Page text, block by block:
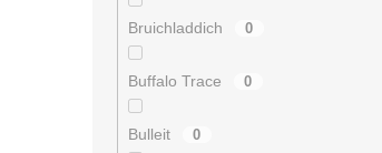
Bruichladdich 0
Buffalo Trace 0
Bulleit 0